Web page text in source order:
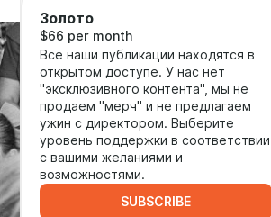
Золото
$66 per month
Все наши публикации находятся в
открытом доступе. У нас нет
"эксклюзивного контента", мы не
продаем "мерч" и не предлагаем
ужин с директором. Выберите
уровень поддержки в соответствии
с вашими желаниями и
возможностями.
SUBSCRIBE